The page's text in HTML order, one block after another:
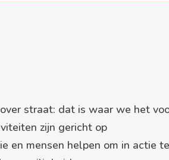
straat: dat is waar we het
zijn gericht op
en mensen helpen om in actie te